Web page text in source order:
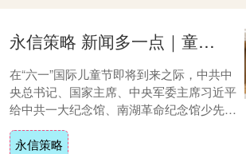
永信策略 新闻多一点｜童声讲党史 薪火代代传
在“六一”国际儿童节即将到来之际，中共中
央总书记、国家主席、中央军委主席习近平
给中共一大纪念馆、南湖革命纪念馆少先队
红领巾讲解员回信，对他们予以亲切勉励，
并祝他....
永信策略